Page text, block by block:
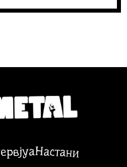
Настани